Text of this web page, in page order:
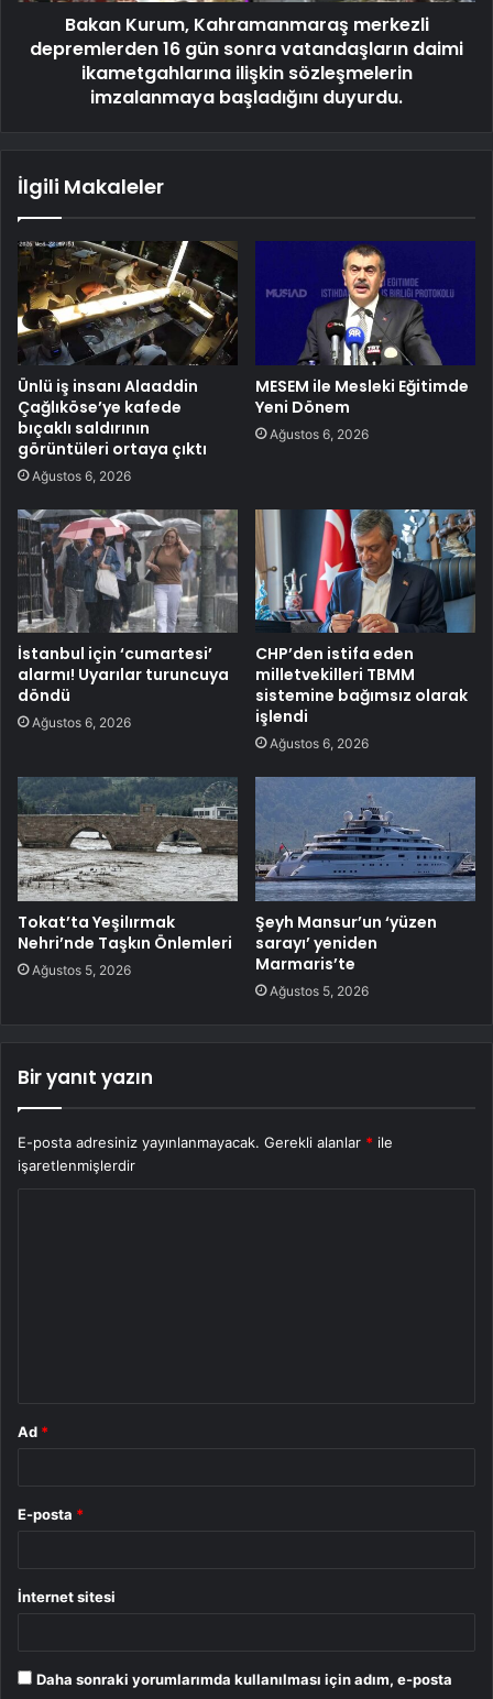
Bakan Kurum, Kahramanmaraş merkezli
depremlerden 16 gün sonra vatandaşların daimi
ikametgahlarına ilişkin sözleşmelerin
imzalanmaya başladığını duyurdu.
İlgili Makaleler
Ünlü iş insanı Alaaddin
Çağlıköse’ye kafede
bıçaklı saldırının
görüntüleri ortaya çıktı
Ağustos 6, 2026
MESEM ile Mesleki Eğitimde
Yeni Dönem
Ağustos 6, 2026
İstanbul için ‘cumartesi’
alarmı! Uyarılar turuncuya
döndü
Ağustos 6, 2026
CHP’den istifa eden
milletvekilleri TBMM
sistemine bağımsız olarak
işlendi
Ağustos 6, 2026
Tokat’ta Yeşilırmak
Nehri’nde Taşkın Önlemleri
Ağustos 5, 2026
Şeyh Mansur’un ‘yüzen
sarayı’ yeniden
Marmaris’te
Ağustos 5, 2026
Bir yanıt yazın
E-posta adresiniz yayınlanmayacak. Gerekli alanlar * ile
işaretlenmişlerdir
Ad *
E-posta *
İnternet sitesi
Daha sonraki yorumlarımda kullanılması için adım, e-posta